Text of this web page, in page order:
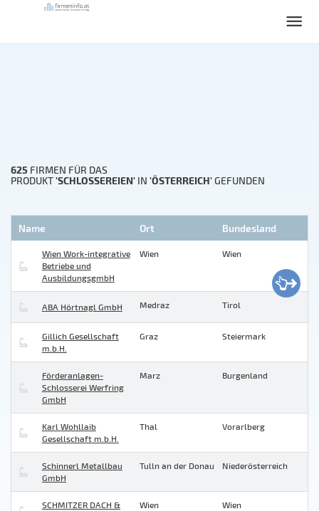
625 FIRMEN FÜR DAS
PRODUKT'SCHLOSSEREIEN' IN 'ÖSTERREICH'GEFUNDEN
Name Ort Bundesland
Wien Work-integrative
Betriebe und
AusbildungsgmbH
Wien Wien
ABA Hörtnagl GmbH Medraz Tirol
Gillich Gesellschaft
m.b.H.
Graz Steiermark
Förderanlagen-
Schlosserei Werfring
GmbH
Marz Burgenland
Karl Wohllaib
Gesellschaft m.b.H.
Thal Vorarlberg
Schinnerl Metallbau
GmbH
Tulln an der Donau Niederösterreich
SCHMITZER DACH &
Wien Wien